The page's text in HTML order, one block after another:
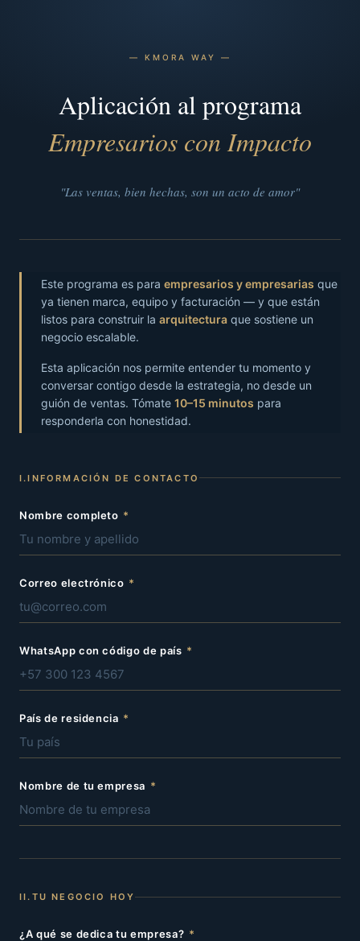
— KMORA WAY —
Aplicación al programa
Empresarios con Impacto
"Las ventas, bien hechas, son un acto de amor"
Este programa es para empresarios y empresarias que
ya tienen marca, equipo y facturación — y que están
listos para construir la arquitectura que sostiene un
negocio escalable.
Esta aplicación nos permite entender tu momento y
conversar contigo desde la estrategia, no desde un
guión de ventas. Tómate 10–15 minutos para
responderla con honestidad.
I.INFORMACIÓN DE CONTACTO
Nombre completo *
Correo electrónico *
WhatsApp con código de país *
País de residencia *
Nombre de tu empresa *
II. TU NEGOCIO HOY
¿A qué se dedica tu empresa? *